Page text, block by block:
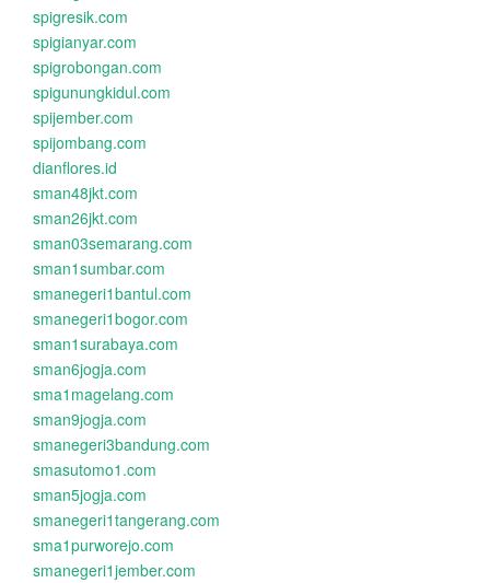
spigresik.com
spigianyar.com
spigrobongan.com
spigunungkidul.com
spijember.com
spijombang.com
dianflores.id
sman48jkt.com
sman26jkt.com
sman03semarang.com
sman1sumbar.com
smanegeri1bantul.com
smanegeri1bogor.com
sman1surabaya.com
sman6jogja.com
sma1magelang.com
sman9jogja.com
smanegeri3bandung.com
smasutomo1.com
sman5jogja.com
smanegeri1tangerang.com
sma1purworejo.com
smanegeri1jember.com